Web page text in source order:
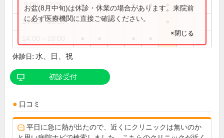
9:00～12:30 ● ● ● ●
14:00～16:00
お盆(8月中旬)は休診・休業の場合があります。来院前
に必ず医療機関に直接ご確認ください。
×閉じる
休診日: 水、日、祝
初診受付
口コミ
平日に急に熱が出たので、近くにクリニックは無いのか